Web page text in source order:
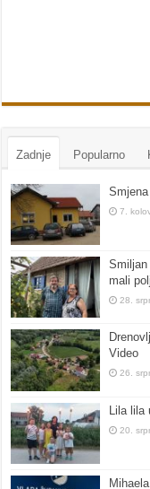
Zadnje Popularno
7.
mali
28.
Video
26.
Lila lila
20.